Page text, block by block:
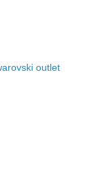
outlet